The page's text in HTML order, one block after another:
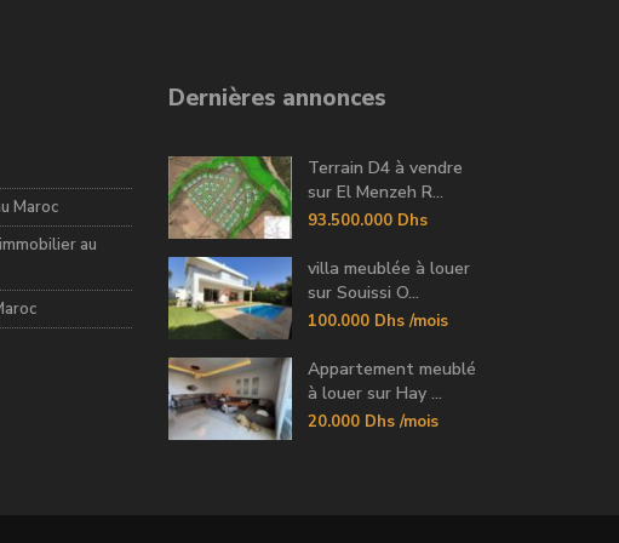
Maroc
au
Dernières annonces
Terrain D4 à vendre
sur El Menzeh R...
93.500.000 Dhs
villa meublée à louer
sur Souissi O...
100.000 Dhs /mois
Appartement meublé
à louer sur Hay ...
20.000 Dhs /mois